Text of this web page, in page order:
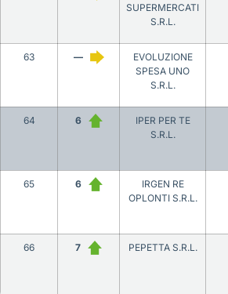
SUPERMERCATI
S.R.L.
63 —
EVOLUZIONE
SPESA UNO
S.R.L.
64 6
IPER PER TE
S.R.L.
65 6
IRGEN RE
OPLONTI S.R.L.
66 7 PEPETTA S.R.L.